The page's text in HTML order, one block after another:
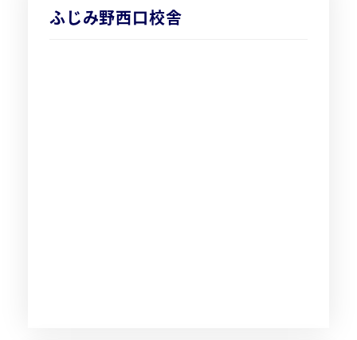
ふじみ野西口校舎